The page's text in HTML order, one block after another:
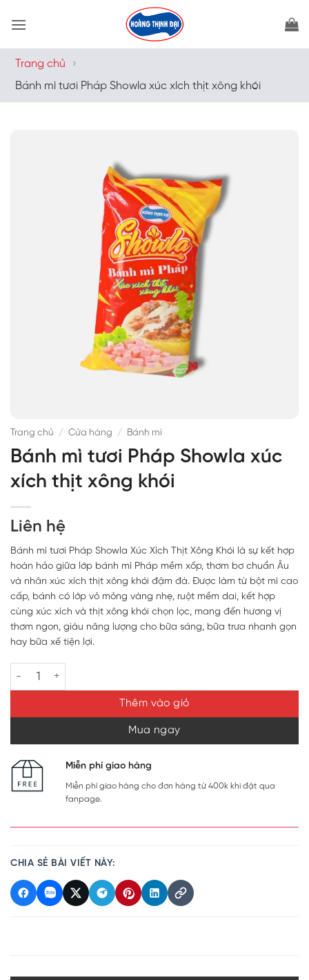
qua
dungTrang chủ ›
Bánh mì tươi Pháp Showla xúc xích thịt xông khói
Trang chủ / Cửa hàng / Bánh mì
Bánh mì tươi Pháp Showla xúc
xích thịt xông khói
Liên hệ
Bánh mì tươi Pháp Showla Xúc Xích Thịt Xông Khói là sự kết hợp
hoàn hảo giữa lớp bánh mì Pháp mềm xốp, thơm bơ chuẩn Âu
và nhân xúc xích thịt xông khói đậm đà. Được làm từ bột mì cao
cấp, bánh có lớp vỏ mỏng vàng nhẹ, ruột mềm dai, kết hợp
cùng xúc xích và thịt xông khói chọn lọc, mang đến hương vị
thơm ngon, giàu năng lượng cho bữa sáng, bữa trưa nhanh gọn
hay bữa xế tiện lợi.
Bánh mì tươi Pháp Showla xúc xích thịt xông khói số lượng
Thêm vào giỏ
Mua ngay
Miễn phí giao hàng
Miễn phí giao hàng cho đơn hàng từ 400k khi đặt qua
fanpage.
CHIA SẺ BÀI VIẾT NÀY: